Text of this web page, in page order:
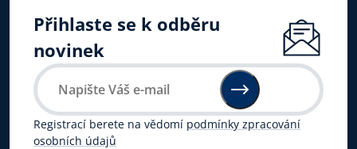
Přihlaste se k odběru
novinek
Registrací berete na vědomí podmínky zpracování
osobních údajů